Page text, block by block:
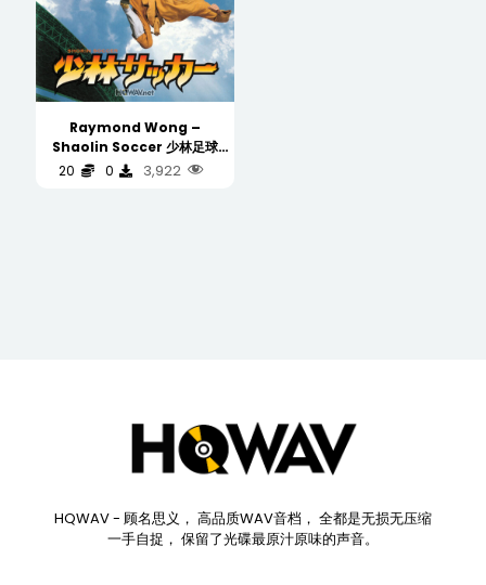
Raymond Wong –
Shaolin Soccer 少林足球
(Original Motion Picture
20 0 3,922
HQWAV - 顾名思义， 高品质WAV音档， 全都是无损无压缩
一手自捉， 保留了光碟最原汁原味的声音。